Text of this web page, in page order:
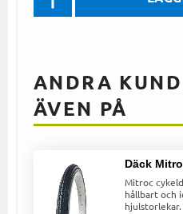
ANDRA
ÄVEN PÅ
Däck
Mitroc
hållbart och
hjulstorlekar.